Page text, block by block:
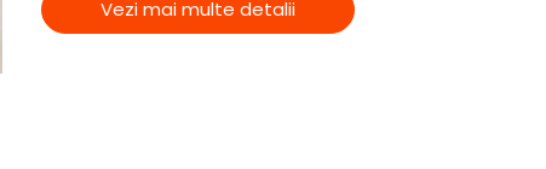
Vezi mai multe detalii